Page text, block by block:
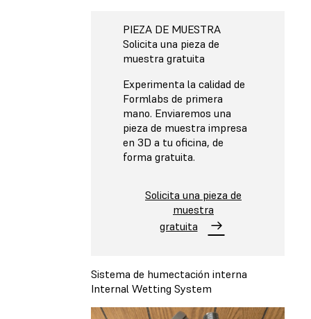
PIEZA DE MUESTRA
Solicita una pieza de
muestra gratuita
Experimenta la calidad de
Formlabs de primera
mano. Enviaremos una
pieza de muestra impresa
en 3D a tu oficina, de
forma gratuita.
Solicita una pieza de
muestra
gratuita
Sistema de humectación interna
Internal Wetting System